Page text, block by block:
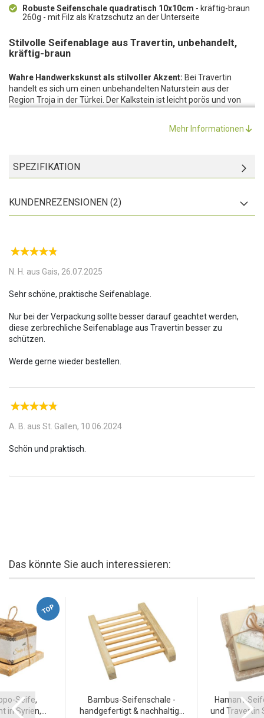
Robuste Seifenschale quadratisch 10x10cm - kräftig-braun
260g - mit Filz als Kratzschutz an der Unterseite
Stilvolle Seifenablage aus Travertin, unbehandelt,
kräftig-braun
Wahre Handwerkskunst als stilvoller Akzent: Bei Travertin
handelt es sich um einen unbehandelten Naturstein aus der
Region Troja in der Türkei. Der Kalkstein ist leicht porös und von
Die ausgefallene Struktur verleiht den einfachen Platten eine
Gesundheitlich unbedenklich:
Naturprodukt besteht, ist die Seifenschale gesundheitlich
somit minimiert und die Seife bleibt auch nach mehrmaligem
Gebrauch hygienisch sauber.
Mehr Informationen
SPEZIFIKATION
KUNDENREZENSIONEN (2)
N. H. aus Gais, 26.07.2025
Sehr schöne, praktische Seifenablage.
Nur bei der Verpackung sollte besser darauf geachtet werden,
diese zerbrechliche Seifenablage aus Travertin besser zu
schützen.
A. B. aus St. Gallen, 10.06.2024
Das könnte Sie auch interessieren:
TOP
Seife,
in Syrien,...
Bambus-Seifenschale -
handgefertigt & nachhaltig...
Hamam-
und Travertin